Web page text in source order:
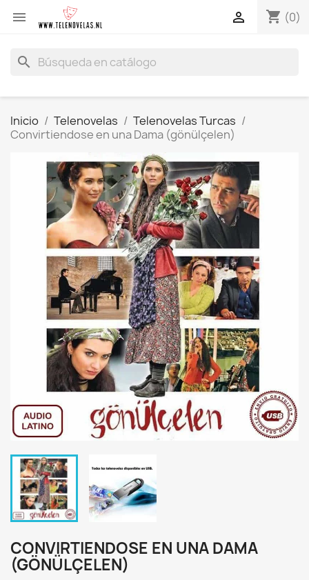
 shopping_cart (0)

search
Inicio Telenovelas
Telenovelas Turcas
Convirtiendose en una Dama (gönülçelen)
CONVIRTIENDOSE EN UNA DAMA
(GÖNÜLÇELEN)